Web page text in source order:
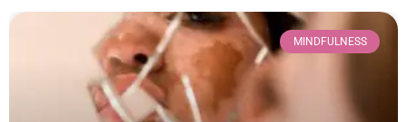
MINDFULNESS